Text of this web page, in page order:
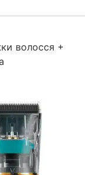
волосся +